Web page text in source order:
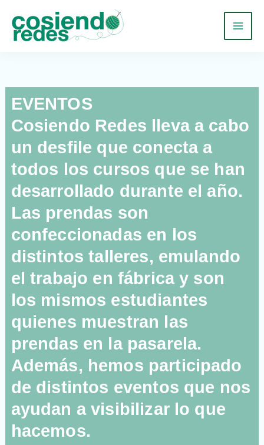
contenido
EVENTOS
Cosiendo Redes lleva a cabo
un desfile que conecta a
todos los cursos que se han
desarrollado durante el año.
Las prendas son
confeccionadas en los
distintos talleres, emulando
el trabajo en fábrica y son
los mismos estudiantes
quienes muestran las
prendas en la pasarela.
Además, hemos participado
de distintos eventos que nos
ayudan a visibilizar lo que
hacemos.